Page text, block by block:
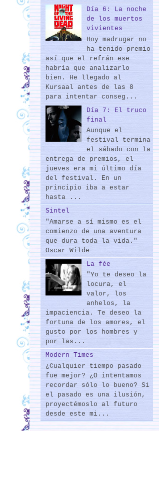
Día 6: La noche
de los muertos
vivientes
Hoy madrugar no
ha tenido premio
así que el refrán ese
habría que analizarlo
bien. He llegado al
Kursaal antes de las 8
para intentar conseg...
Día 7: El truco
final
Aunque el
festival termina
el sábado con la
entrega de premios, el
jueves era mi último día
del festival. En un
principio iba a estar
hasta ...
Sintel
"Amarse a sí mismo es el
comienzo de una aventura
que dura toda la vida."
Oscar Wilde
La fée
"Yo te deseo la
locura, el
valor, los
anhelos, la
impaciencia. Te deseo la
fortuna de los amores, el
gusto por los hombres y
por las...
Modern Times
¿Cualquier tiempo pasado
fue mejor? ¿O intentamos
recordar sólo lo bueno? Si
el pasado es una ilusión,
proyectémoslo al futuro
desde este mi...